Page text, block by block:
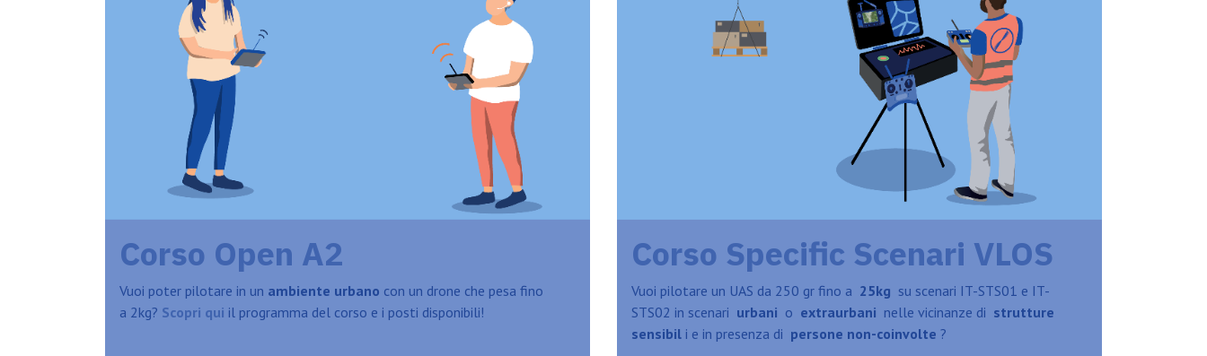
Corso Open A2
Vuoi poter pilotare in un ambiente urbano con un drone che pesa fino
a 2kg? Scopri qui il programma del corso e i posti disponibili!
Corso Specific Scenari VLOS
Vuoi pilotare un UAS da 250 gr fino a 25kg su scenari IT-STS01 e IT-
STS02 in scenari urbani o extraurbani nelle vicinanze di strutture
sensibil i e in presenza di persone non-coinvolte ?